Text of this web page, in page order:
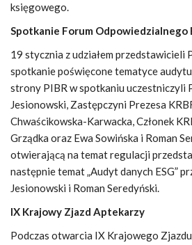
księgowego.
Spotkanie Forum Odpowiedzialnego
19 stycznia z udziałem przedstawicieli
spotkanie poświęcone tematyce
strony PIBR w spotkaniu uczestniczyli
Jesionowski, Zastępczyni Prezesa
Chwaścikowska-Karwacka, Członek
Grządka oraz Ewa Sowińska i Roman
otwierającą na temat regulacji
następnie temat „Audyt danych ESG”
Jesionowski i Roman Seredyński.
IX Krajowy Zjazd Aptekarzy
Podczas otwarcia IX Krajowego